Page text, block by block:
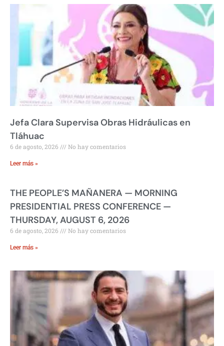
Jefa Clara Supervisa Obras Hidráulicas en
Tláhuac
6 de agosto, 2026 No hay comentarios
Leer más »
THE PEOPLE’S MAÑANERA — MORNING
PRESIDENTIAL PRESS CONFERENCE —
THURSDAY, AUGUST 6, 2026
6 de agosto, 2026 No hay comentarios
Leer más »